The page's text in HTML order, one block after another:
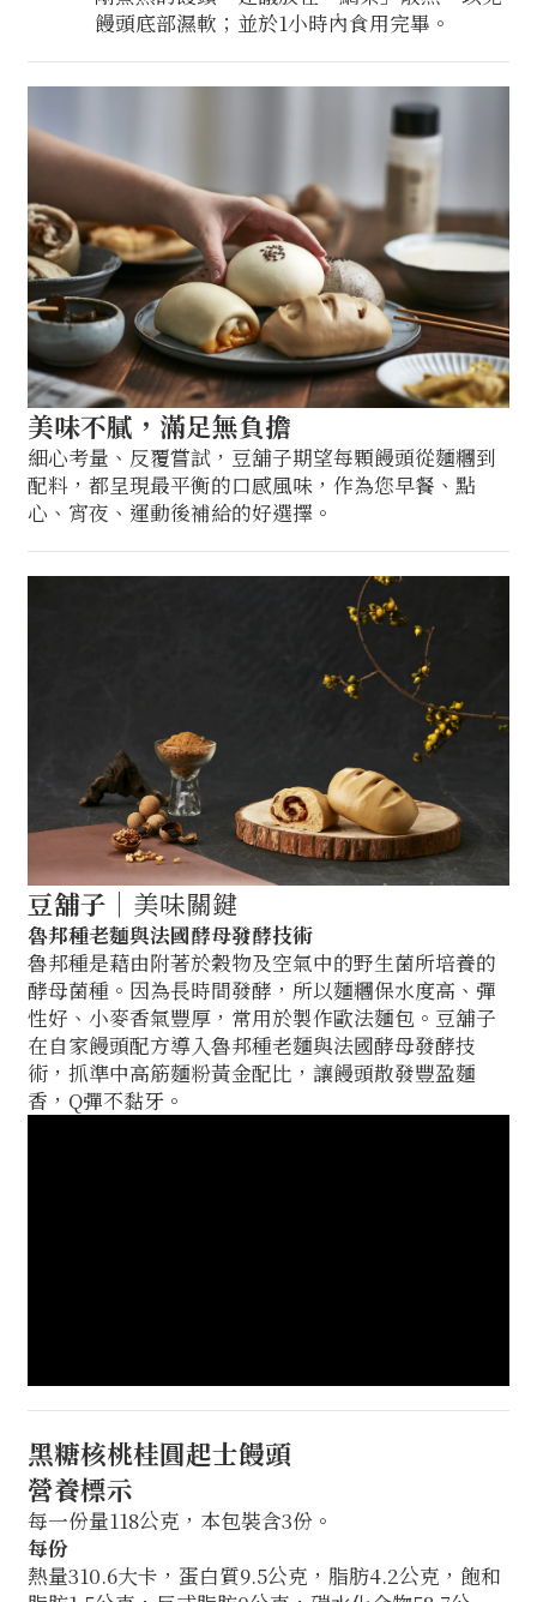
饅頭底部濕軟；並於1小時內食用完畢。
美味不膩，滿足無負擔
細心考量、反覆嘗試，豆舖子期望每顆饅頭從麵糰到
配料，都呈現最平衡的口感風味，作為您早餐、點
心、宵夜、運動後補給的好選擇。
豆舖子 │美味關鍵
魯邦種老麵與法國酵母發酵技術
魯邦種是藉由附著於穀物及空氣中的野生菌所培養的
酵母菌種。因為長時間發酵，所以麵糰保水度高、彈
性好、小麥香氣豐厚，常用於製作歐法麵包。豆舖子
在自家饅頭配方導入魯邦種老麵與法國酵母發酵技
術，抓準中高筋麵粉黃金配比，讓饅頭散發豐盈麵
香，Q彈不黏牙。
黑糖核桃桂圓起士饅頭
營養標示
每一份量118公克，本包裝含3份。
每份
熱量310.6大卡，蛋白質9.5公克，脂肪4.2公克，飽和